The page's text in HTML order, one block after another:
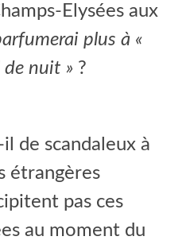
Elysées aux
plus à «
de nuit » ?
il de scandaleux à
étrangères
pas ces
au moment du